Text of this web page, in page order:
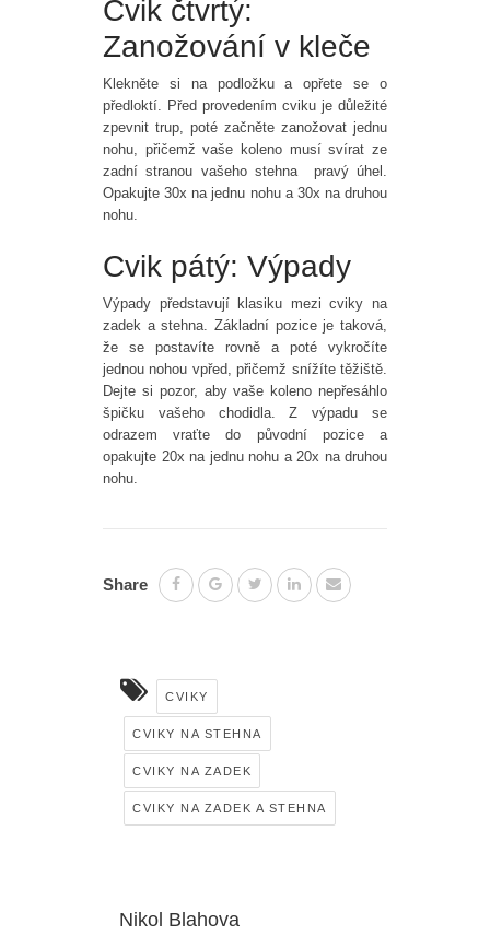
Cvik čtvrtý:
Zanožování v kleče
Klekněte si na podložku a opřete se o
předloktí. Před provedením cviku je důležité
zpevnit trup, poté začněte zanožovat jednu
nohu, přičemž vaše koleno musí svírat ze
zadní stranou vašeho stehna pravý úhel.
Opakujte 30x na jednu nohu a 30x na druhou
nohu.
Cvik pátý: Výpady
Výpady představují klasiku mezi cviky na
zadek a stehna. Základní pozice je taková,
že se postavíte rovně a poté vykročíte
jednou nohou vpřed, přičemž snížíte těžiště.
Dejte si pozor, aby vaše koleno nepřesáhlo
špičku vašeho chodidla. Z výpadu se
odrazem vraťte do původní pozice a
opakujte 20x na jednu nohu a 20x na druhou
nohu.
Share
CVIKY
CVIKY NA STEHNA
CVIKY NA ZADEK
CVIKY NA ZADEK A STEHNA
Nikol Blahova